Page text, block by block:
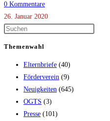
0 Kommentare
26. Januar 2020
Themenwahl
Elternbriefe (40)
Förderverein (9)
Neuigkeiten (645)
OGTS (3)
Presse (101)